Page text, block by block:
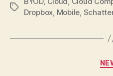
Tags
Dropbox, Mobile,